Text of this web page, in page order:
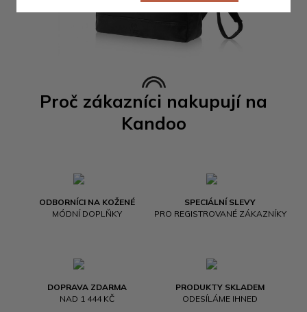
Proč zákazníci nakupují na
Kandoo
ODBORNÍCI NA KOŽENÉ
MÓDNÍ DOPLŇKY
SPECIÁLNÍ SLEVY
PRO REGISTROVANÉ ZÁKAZNÍKY
DOPRAVA ZDARMA
NAD 1 444 KČ
PRODUKTY SKLADEM
ODESÍLÁME IHNED